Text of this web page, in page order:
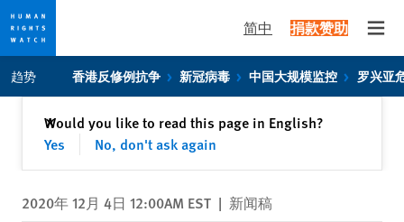
Skip
to
privacy
Skip
to
content
简中 捐款赞助
趋势 香港反修例抗争 新冠病毒 中国大规模监控 罗兴亚
Would you like to read this page in English?
Yes
No, don't ask again
✕关闭
2020年 12月 4日 12:00AM EST | 新闻稿